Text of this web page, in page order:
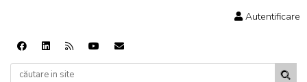
Autentificare